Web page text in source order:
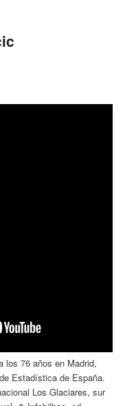
los 76 años en Madrid,
Estadística de España.
Los Glaciares, sur